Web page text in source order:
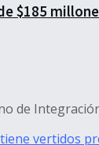
$185
de